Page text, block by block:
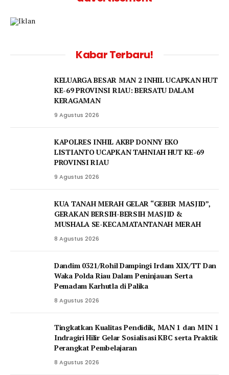
Kabar Terbaru!
KELUARGA BESAR MAN 2 INHIL UCAPKAN HUT
KE-69 PROVINSI RIAU: BERSATU DALAM
KERAGAMAN
9 Agustus 2026
KAPOLRES INHIL AKBP DONNY EKO
LISTIANTO UCAPKAN TAHNIAH HUT KE-69
PROVINSI RIAU
9 Agustus 2026
KUA TANAH MERAH GELAR “GEBER MASJID”,
GERAKAN BERSIH-BERSIH MASJID &
MUSHALA SE-KECAMATANTANAH MERAH
8 Agustus 2026
Dandim 0321/Rohil Dampingi Irdam XIX/TT Dan
Waka Polda Riau Dalam Peninjauan Serta
Pemadam Karhutla di Palika
8 Agustus 2026
Tingkatkan Kualitas Pendidik, MAN 1 dan MIN 1
Indragiri Hilir Gelar Sosialisasi KBC serta Praktik
Perangkat Pembelajaran
8 Agustus 2026